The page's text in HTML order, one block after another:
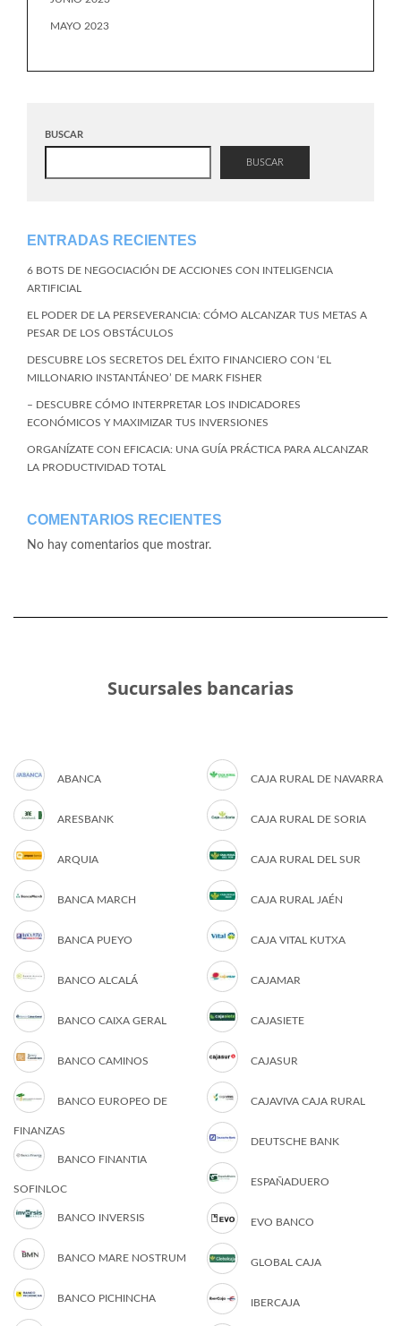
MAYO 2023
BUSCAR
BUSCAR
ENTRADAS RECIENTES
6 BOTS DE NEGOCIACIÓN DE ACCIONES CON INTELIGENCIA
ARTIFICIAL
EL PODER DE LA PERSEVERANCIA: CÓMO ALCANZAR TUS METAS A
PESAR DE LOS OBSTÁCULOS
DESCUBRE LOS SECRETOS DEL ÉXITO FINANCIERO CON ‘EL
MILLONARIO INSTANTÁNEO’ DE MARK FISHER
– DESCUBRE CÓMO INTERPRETAR LOS INDICADORES
ECONÓMICOS Y MAXIMIZAR TUS INVERSIONES
ORGANÍZATE CON EFICACIA: UNA GUÍA PRÁCTICA PARA ALCANZAR
LA PRODUCTIVIDAD TOTAL
COMENTARIOS RECIENTES
No hay comentarios que mostrar.
Sucursales bancarias
ABANCA
ARESBANK
ARQUIA
BANCA MARCH
BANCA PUEYO
BANCO ALCALÁ
BANCO CAIXA GERAL
BANCO CAMINOS
BANCO EUROPEO DE
FINANZAS
BANCO FINANTIA
SOFINLOC
BANCO INVERSIS
BANCO MARE NOSTRUM
BANCO PICHINCHA
CAJA RURAL DE NAVARRA
CAJA RURAL DE SORIA
CAJA RURAL DEL SUR
CAJA RURAL JAÉN
CAJA VITAL KUTXA
CAJAMAR
CAJASIETE
CAJASUR
CAJAVIVA CAJA RURAL
DEUTSCHE BANK
ESPAÑADUERO
EVO BANCO
GLOBAL CAJA
IBERCAJA